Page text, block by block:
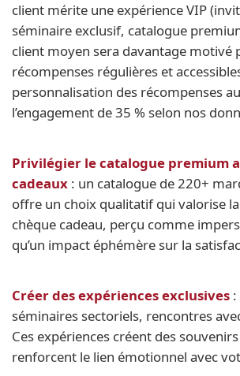
client mérite une expérience VIP
séminaire exclusif, catalogue
client moyen sera davantage motivé
récompenses régulières et
personnalisation des récompenses
l’engagement de 35 % selon nos
Privilégier le catalogue premium
cadeaux : un catalogue de 220+
offre un choix qualitatif qui valorise
chèque cadeau, perçu comme
qu’un impact éphémère sur la
Créer des expériences exclusives
séminaires sectoriels, rencontres
Ces expériences créent des
renforcent le lien émotionnel avec